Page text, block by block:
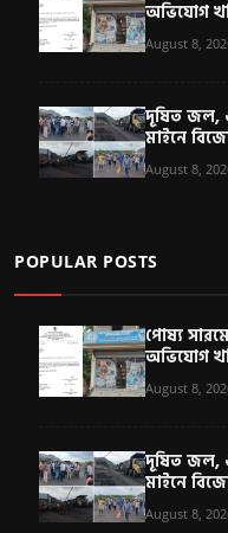
অভিযোগ
August 8,
দূষিত জল,
মাইনে
August 8,
POPULAR POSTS
পোষ্য
অভিযোগ
August 8,
দূষিত জল,
মাইনে
August 8,